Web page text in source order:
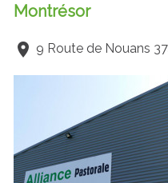
Montrésor
9 Route de Nouans